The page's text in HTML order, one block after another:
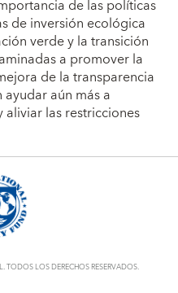
de las políticas
de inversión ecológica
verde y la transición
a promover la
de la transparencia
aún más a
las restricciones
LOS DERECHOS RESERVADOS.